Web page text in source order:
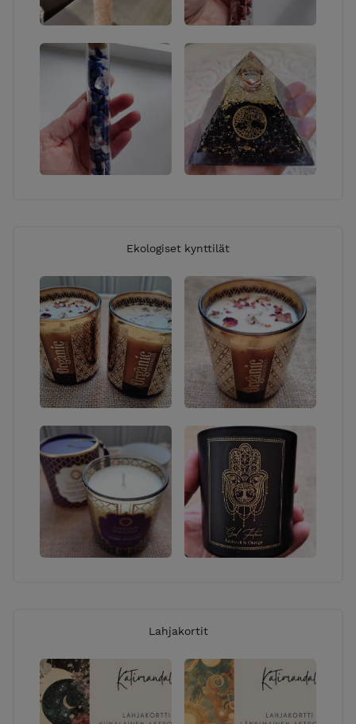
Ekologiset kynttilät
Lahjakortit